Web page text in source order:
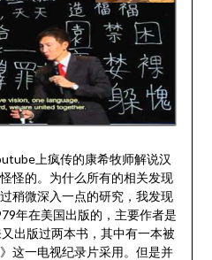
上疯传的康希牧师解说汉
怪的。为什么所有的相关发现
稍微深入一点的研究，我发现
年在美国出版的，主要作者是
出版过两本书，其中有一本被
这一电视纪录片采用。但是并